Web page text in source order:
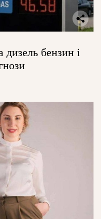
дизель бензин і